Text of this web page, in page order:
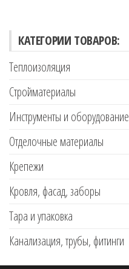
КАТЕГОРИИ ТОВАРОВ:
Теплоизоляция
Стройматериалы
Инструменты и оборудование
Отделочные материалы
Крепежи
Кровля, фасад, заборы
Тара и упаковка
Канализация, трубы, фитинги